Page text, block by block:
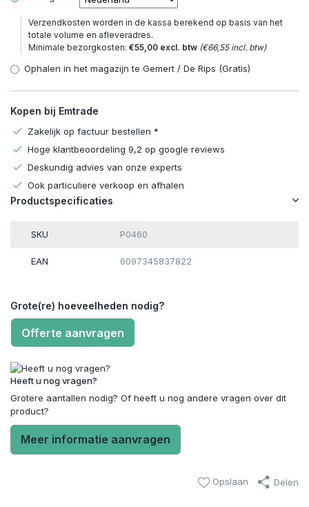
Verzendkosten worden in de kassa berekend op basis van het
totale volume en afleveradres.
Minimale bezorgkosten: €55,00 excl. btw (€66,55 incl. btw)
Ophalen in het magazijn te Gemert / De Rips (Gratis)
Kopen bij Emtrade
Zakelijk op factuur bestellen *
Hoge klantbeoordeling 9,2 op google reviews
Deskundig advies van onze experts
Ook particuliere verkoop en afhalen
Productspecificaties
SKU P0460
EAN 6097345837822
Grote(re) hoeveelheden nodig?
Offerte aanvragen
Heeft u nog vragen?
Grotere aantallen nodig? Of heeft u nog andere vragen over dit
product?
Meer informatie aanvragen
Opslaan Delen